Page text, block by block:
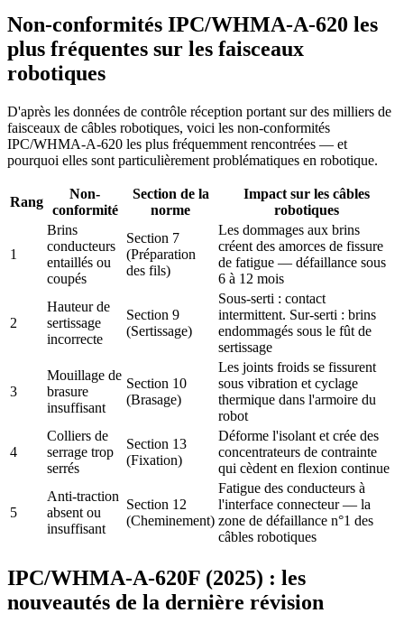
Non-conformités IPC/WHMA-A-620 les
plus fréquentes sur les faisceaux
robotiques
D'après les données de contrôle réception portant sur des milliers de
faisceaux de câbles robotiques, voici les non-conformités
IPC/WHMA-A-620 les plus fréquemment rencontrées — et
pourquoi elles sont particulièrement problématiques en robotique.
Rang
Non-
conformité
Section de la
norme
Impact sur les câbles
robotiques
1
Brins
conducteurs
entaillés ou
coupés
Section 7
(Préparation
des fils)
Les dommages aux brins
créent des amorces de fissure
de fatigue — défaillance sous
6 à 12 mois
2
Hauteur de
sertissage
incorrecte
Section 9
(Sertissage)
Sous-serti : contact
intermittent. Sur-serti : brins
endommagés sous le fût de
sertissage
3
Mouillage de
brasure
insuffisant
Section 10
(Brasage)
Les joints froids se fissurent
sous vibration et cyclage
thermique dans l'armoire du
robot
4
Colliers de
serrage trop
serrés
Section 13
(Fixation)
Déforme l'isolant et crée des
concentrateurs de contrainte
qui cèdent en flexion continue
5
Anti-traction
absent ou
insuffisant
Section 12
(Cheminement)
Fatigue des conducteurs à
l'interface connecteur — la
zone de défaillance n°1 des
câbles robotiques
IPC/WHMA-A-620F (2025) : les
nouveautés de la dernière révision